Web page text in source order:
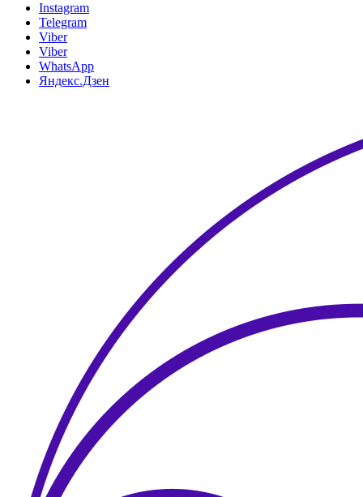
Instagram
Telegram
Viber
Viber
WhatsApp
Яндекс.Дзен